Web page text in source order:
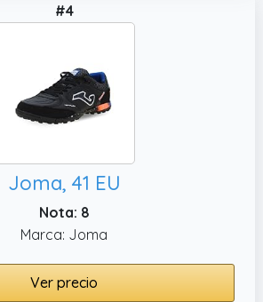
#4
Joma, 41 EU
Nota: 8
Marca: Joma
Ver precio